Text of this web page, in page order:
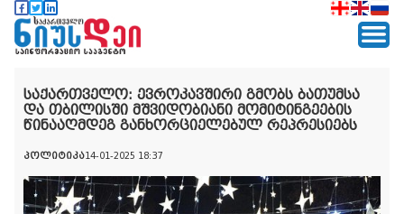
საქართველო: ევროკავშირი გმობს ბათუმსა
და თბილისში მშვიდობიანი მომიტინგეების
წინააღმდეგ განხორციელებულ რეპრესიებს
პოლიტიკა14-01-2025 18:37